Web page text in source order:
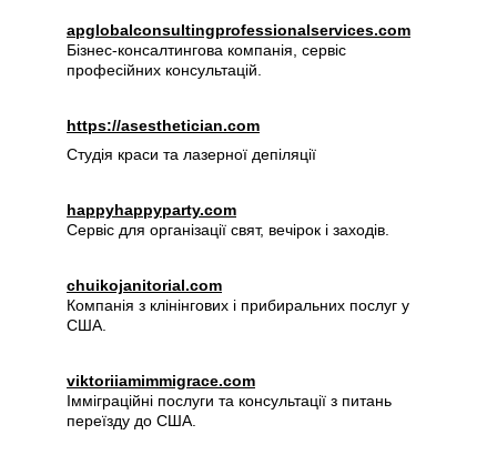
apglobalconsultingprofessionalservices.com
Бізнес-консалтингова компанія, сервіс
професійних консультацій.
https://asesthetician.com
Студія краси та лазерної депіляції
happyhappyparty.com
Сервіс для організації свят, вечірок і заходів.
chuikojanitorial.com
Компанія з клінінгових і прибиральних послуг у
США.
viktoriiamimmigrace.com
Імміграційні послуги та консультації з питань
переїзду до США.